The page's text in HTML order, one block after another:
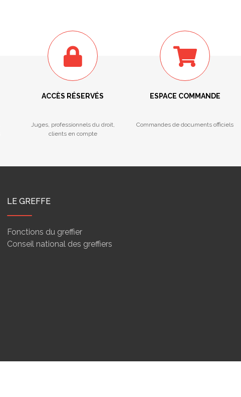
ACCÈS RÉSERVÉS
Juges, professionnels du droit,
clients en compte
ESPACE COMMANDE
Commandes de documents officiels
LE GREFFE
Fonctions du greffier
Conseil national des greffiers